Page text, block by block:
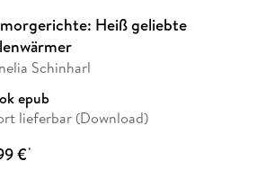
Heiß geliebte
Schinharl
epub
lieferbar (Download)
€*